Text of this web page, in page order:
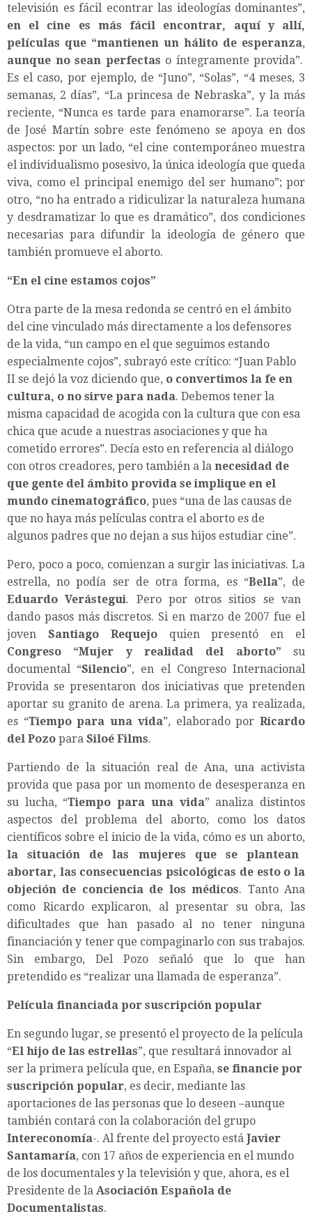
televisión es fácil econtrar las ideologías dominantes”,
en el cine es más fácil encontrar, aquí y allí,
películas que “mantienen un hálito de esperanza,
aunque no sean perfectas o íntegramente provida”.
Es el caso, por ejemplo, de “Juno”, “Solas”, “4 meses, 3
semanas, 2 días”, “La princesa de Nebraska”, y la más
reciente, “Nunca es tarde para enamorarse”. La teoría
de José Martín sobre este fenómeno se apoya en dos
aspectos: por un lado, “el cine contemporáneo muestra
el individualismo posesivo, la única ideología que queda
viva, como el principal enemigo del ser humano”; por
otro, “no ha entrado a ridiculizar la naturaleza humana
y desdramatizar lo que es dramático”, dos condiciones
necesarias para difundir la ideología de género que
también promueve el aborto.
“En el cine estamos cojos”
Otra parte de la mesa redonda se centró en el ámbito
del cine vinculado más directamente a los defensores
de la vida, “un campo en el que seguimos estando
especialmente cojos”, subrayó este crítico: “Juan Pablo
II se dejó la voz diciendo que, o convertimos la fe en
cultura, o no sirve para nada. Debemos tener la
misma capacidad de acogida con la cultura que con esa
chica que acude a nuestras asociaciones y que ha
cometido errores”. Decía esto en referencia al diálogo
con otros creadores, pero también a la necesidad de
que gente del ámbito provida se implique en el
mundo cinematográfico, pues “una de las causas de
que no haya más películas contra el aborto es de
algunos padres que no dejan a sus hijos estudiar cine”.
Pero, poco a poco, comienzan a surgir las iniciativas. La
estrella, no podía ser de otra forma, es “Bella”, de
Eduardo Verástegui. Pero por otros sitios se van
dando pasos más discretos. Si en marzo de 2007 fue el
joven Santiago Requejoquien presentó en el
Congreso “Mujer y realidad del aborto” su
documental “Silencio”, en el Congreso Internacional
Provida se presentaron dos iniciativas que pretenden
aportar su granito de arena. La primera, ya realizada,
es “Tiempo para una vida”, elaborado porRicardo
del Pozo para Siloé Films.
Partiendo de la situación real de Ana, una activista
provida que pasa por un momento de desesperanza en
su lucha, “Tiempo para una vida” analiza distintos
aspectos del problema del aborto, como los datos
científicos sobre el inicio de la vida, cómo es un aborto,
la situación de las mujeres que se plantean
abortar, las consecuencias psicológicas de esto o la
objeción de conciencia de los médicos. Tanto Ana
como Ricardo explicaron, al presentar su obra, las
dificultades que han pasado al no tener ninguna
financiación y tener que compaginarlo con sus trabajos.
Sin embargo, Del Pozo señaló que lo que han
pretendido es “realizar una llamada de esperanza”.
Película financiada por suscripción popular
En segundo lugar, se presentó el proyecto de la película
“El hijo de las estrellas”, que resultará innovador al
ser la primera película que, en España, se financie por
suscripción popular, es decir, mediante las
aportaciones de las personas que lo deseen –aunque
también contará con la colaboración del grupo
Intereconomía-. Al frente del proyecto está Javier
Santamaría, con 17 años de experiencia en el mundo
de los documentales y la televisión y que, ahora, es el
Presidente de la Asociación Española de
Documentalistas.